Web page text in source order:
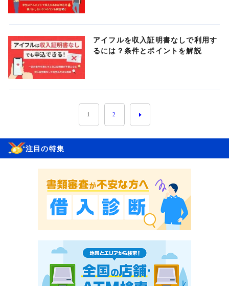
アイフルを収入証明書なしで利用す
るには？条件とポイントを解説
1 2
注目の特集